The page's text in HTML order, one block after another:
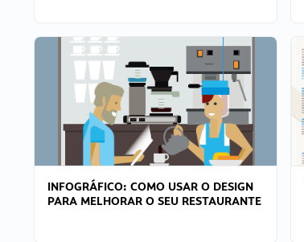
INFOGRÁFICO: COMO USAR O DESIGN
PARA MELHORAR O SEU RESTAURANTE